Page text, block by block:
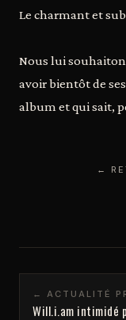
Le charmant et
Nous lui
avoir bientôt de
album et qui sait,
←
← ACTUALITÉ
Will.i.am intimidé